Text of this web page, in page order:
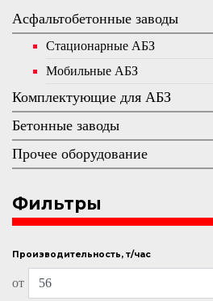
Асфальтобетонные заводы
Стационарные АБЗ
Мобильные АБЗ
Комплектующие для АБЗ
Бетонные заводы
Прочее оборудование
Фильтры
Производительность, т/час
от